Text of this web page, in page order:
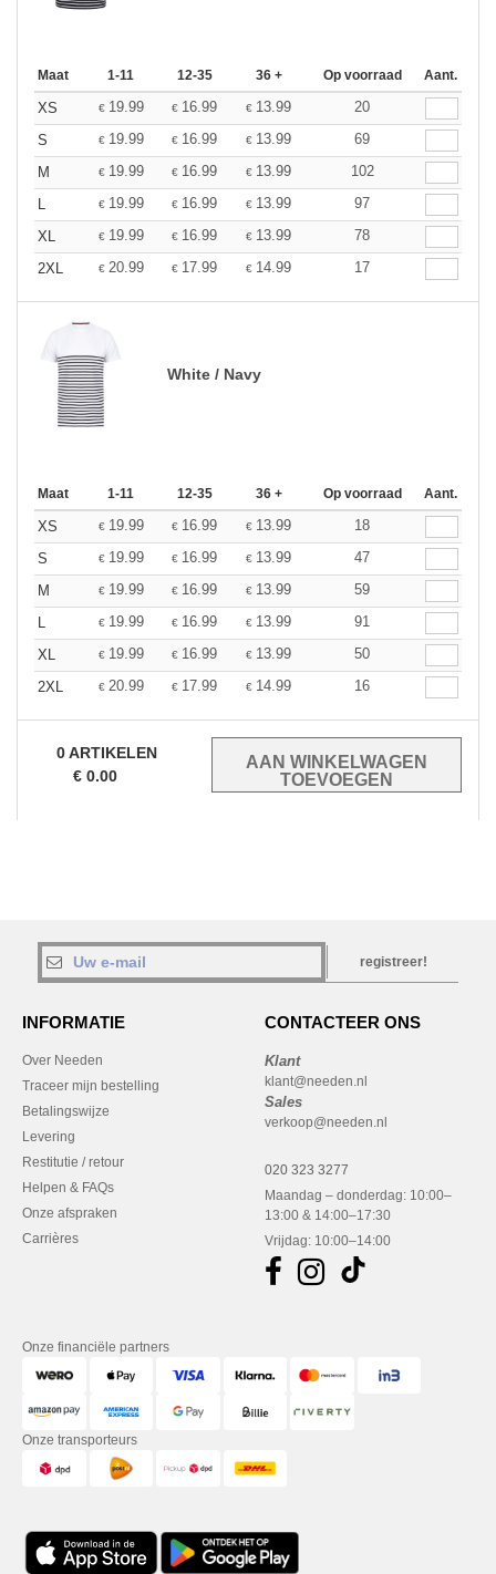
Maat 1-11 12-35 36 + Op voorraad Aant.
XS € 19.99 € 16.99 € 13.99
20
S
€ 19.99 € 16.99 € 13.99
69
M
€ 19.99 € 16.99 € 13.99
102
L
€ 19.99 € 16.99 € 13.99
97
XL
€ 19.99 € 16.99 € 13.99
78
2XL
€ 20.99 € 17.99 € 14.99 17
White / Navy
Maat 1-11 12-35 36 + Op voorraad Aant.
XS € 19.99 € 16.99 € 13.99
18
S
€ 19.99 € 16.99 € 13.99
47
M
€ 19.99 € 16.99 € 13.99
59
L
€ 19.99 € 16.99 € 13.99
91
XL
€ 19.99 € 16.99 € 13.99
50
2XL
€ 20.99 € 17.99 € 14.99 16
0ARTIKELEN
€ 0.00
registreer!
INFORMATIE
Over Needen
Traceer mijn bestelling
Betalingswijze
Levering
Restitutie / retour
Helpen & FAQs
Onze afspraken
Carrières
CONTACTEER ONS
Klant
klant@needen.nl
Sales
verkoop@needen.nl
020 323 3277
Maandag – donderdag: 10:00–
13:00 & 14:00–17:30
Vrijdag: 10:00–14:00
Onze financiële partners
Onze transporteurs